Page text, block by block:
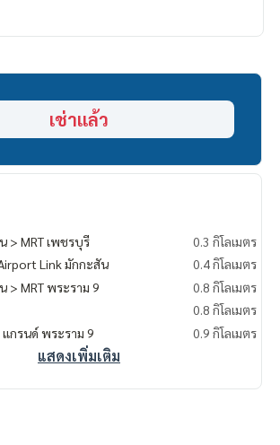
ขอรับมี work permit / business visa อย่างน้อ
เช่าแล้ว
> MRT เพชรบุรี
0.3 กิโลเมตร
Link มักกะสัน
0.4 กิโลเมตร
> MRT พระราม 9
0.8 กิโลเมตร
0.8 กิโลเมตร
กรนด์ พระราม 9
0.9 กิโลเมตร
แสดงเพิ่มเติม